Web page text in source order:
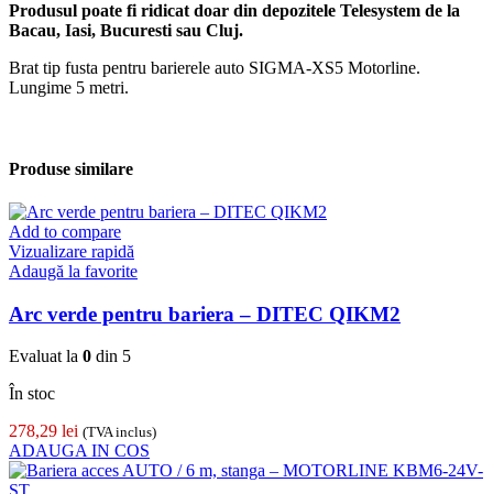
Produsul poate fi ridicat doar din depozitele Telesystem de la
Bacau, Iasi, Bucuresti sau Cluj.
Brat tip fusta pentru barierele auto SIGMA-XS5 Motorline.
Lungime 5 metri.
Produse similare
Add to compare
Vizualizare rapidă
Adaugă la favorite
Arc verde pentru bariera – DITEC QIKM2
Evaluat la 0 din 5
În stoc
278,29 lei (TVA inclus)
ADAUGA IN COS